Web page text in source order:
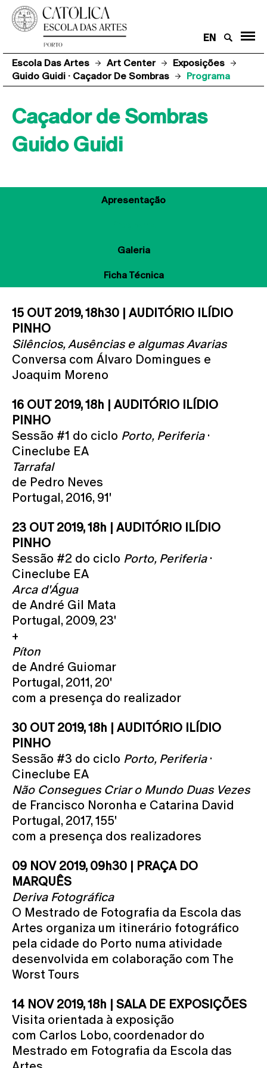
EN
Escola Das Artes Art Center
Exposições
Guido Guidi · Caçador De Sombras
Programa
Caçador de Sombras
Guido Guidi
Apresentação
Galeria
Ficha Técnica
15 OUT 2019, 18h30 | AUDITÓRIO ILÍDIO
PINHO
Silêncios, Ausências e algumas Avarias
Conversa com Álvaro Domingues e
Joaquim Moreno
16 OUT 2019, 18h | AUDITÓRIO ILÍDIO
PINHO
Sessão #1 do ciclo Porto, Periferia·
Cineclube EA
Tarrafal
de Pedro Neves
Portugal, 2016, 91'
23 OUT 2019, 18h | AUDITÓRIO ILÍDIO
PINHO
Sessão #2 do ciclo Porto, Periferia·
Cineclube EA
Arca d'Água
de André Gil Mata
Portugal, 2009, 23'
+
Píton
de André Guiomar
Portugal, 2011, 20'
com a presença do realizador
30 OUT 2019, 18h | AUDITÓRIO ILÍDIO
PINHO
Sessão #3 do ciclo Porto, Periferia·
Cineclube EA
Não Consegues Criar o Mundo Duas Vezes
de Francisco Noronha e Catarina David
Portugal, 2017, 155'
com a presença dos realizadores
09 NOV 2019, 09h30 | PRAÇA DO
MARQUÊS
Deriva Fotográfica
O Mestrado de Fotografia da Escola das
Artes organiza um itinerário fotográfico
pela cidade do Porto numa atividade
desenvolvida em colaboração com The
Worst Tours
14 NOV 2019, 18h | SALA DE EXPOSIÇÕES
Visita orientada à exposição
com Carlos Lobo, coordenador do
Mestrado em Fotografia da Escola das